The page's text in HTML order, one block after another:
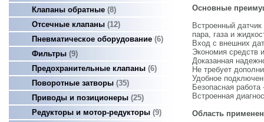
Клапаны обратные 8
Отсечные клапаны 12
Пневматическое оборудование 6
Фильтры 9
Предохранительные клапаны 6
Поворотные затворы 35
Приводы и позиционеры 25
Редукторы и мотор-редукторы 9
Основные
Встроенный
пара, газа и
Вход с внешних
Экономия средств
Доказанная
Не требует
Удобное
Безопасная
Встроенная
Область